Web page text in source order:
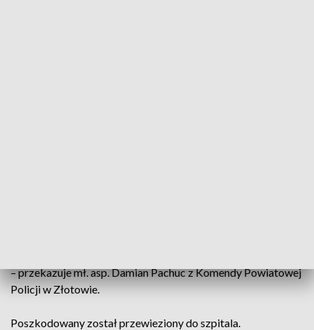
– przekazuje mł. asp. Damian Pachuc z Komendy Powiatowej
Policji w Złotowie.
Poszkodowany został przewieziony do szpitala.